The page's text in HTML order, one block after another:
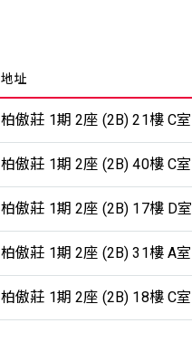
地址
柏傲莊 1期 2座 (2B) 21樓 C室
柏傲莊 1期 2座 (2B) 40樓 C室
柏傲莊 1期 2座 (2B) 17樓 D室
柏傲莊 1期 2座 (2B) 31樓 A室
柏傲莊 1期 2座 (2B) 18樓 C室